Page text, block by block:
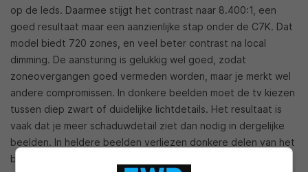
op de leds. Daarmee stijgt het contrast naar 8.400:1, een
goed resultaat maar een aanzienlijke stap onder de C7K. Dat
model biedt 720 zones, en veel beter contrast na local
dimming. De aansturing is gelukkig wel goed, zodat
zoneovergangen goed vermeden worden, maar je merkt wel
andere compromissen. In donkere beelden moet de tv kiezen
tussen diep zwart of duidelijke lichtdetails. Het resultaat is
vaak dat je meer schaduwdetail ziet dan nodig in dergelijke
beelden. In heldere beelden verliezen donkere delen van het
beeld dan weer veel contrast, en daardoor ook detail en